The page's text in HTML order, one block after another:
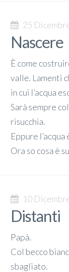
25
Nascere
È come
valle. Lamenti
in cui l’acqua
Sarà sempre
risucchia.
Eppure
Ora so cosa è
10
Distanti
Papà.
Col becco
sbagliato.